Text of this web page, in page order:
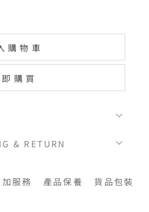
購物車
購買
& RETURN
服務 產品保養 貨品包裝